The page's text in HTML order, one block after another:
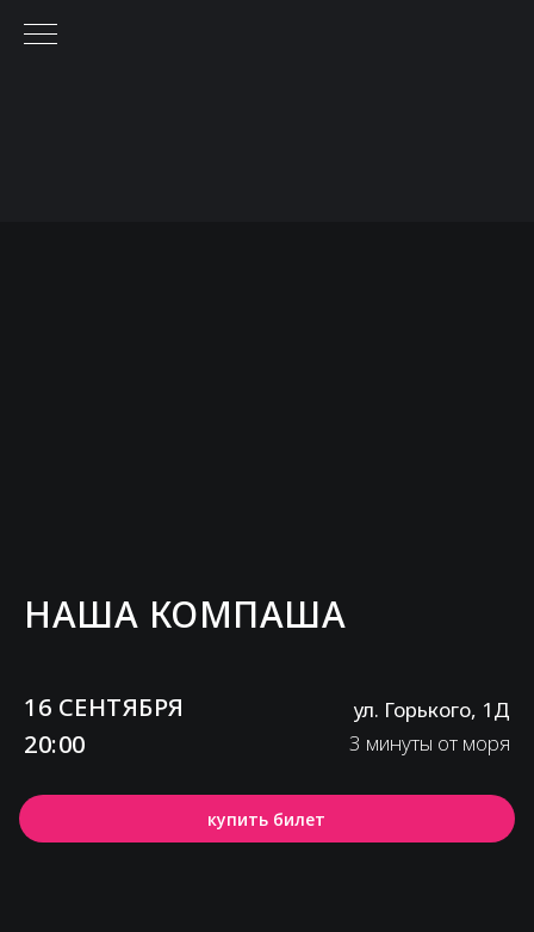
НАША КОМПАША
16 СЕНТЯБРЯ
20:00
3 минуты от моря
купить билет
ул. Горького, 1Д